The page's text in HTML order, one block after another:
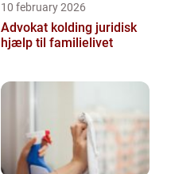
10 february 2026
Advokat kolding juridisk
hjælp til familielivet